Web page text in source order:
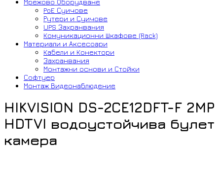
PoE Суичове
Рутери и Суичове
UPS Захранвания
Комуникационни Шкафове (Rack)
Материали и Аксесоари
Кабели и Конектори
Захранвания
Монтажни основи и Стойки
Софтуер
Монтаж Видеонаблюдение
HIKVISION DS-2CE12DFT-F 2MP
HDTVI водоустойчива булет
камера